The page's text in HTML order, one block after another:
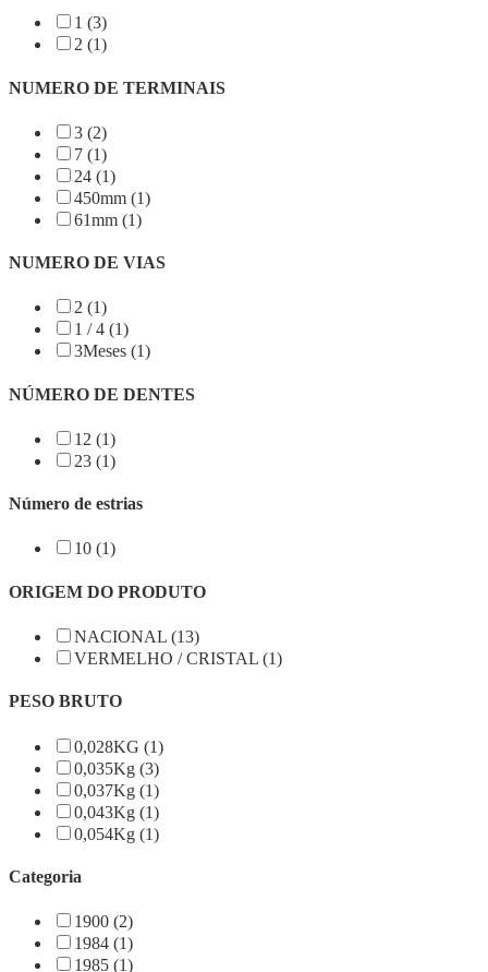
1 (3)
2 (1)
NUMERO DE TERMINAIS
3 (2)
7 (1)
24 (1)
450mm (1)
61mm (1)
NUMERO DE VIAS
2 (1)
1 / 4 (1)
3Meses (1)
NÚMERO DE DENTES
12 (1)
23 (1)
Número de estrias
10 (1)
ORIGEM DO PRODUTO
NACIONAL (13)
VERMELHO / CRISTAL (1)
PESO BRUTO
0,028KG (1)
0,035Kg (3)
0,037Kg (1)
0,043Kg (1)
0,054Kg (1)
Categoria
1900 (2)
1984 (1)
1985 (1)